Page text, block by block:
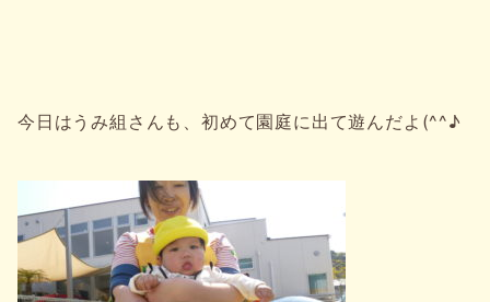
今日はうみ組さんも、初めて園庭に出て遊んだよ(^^♪